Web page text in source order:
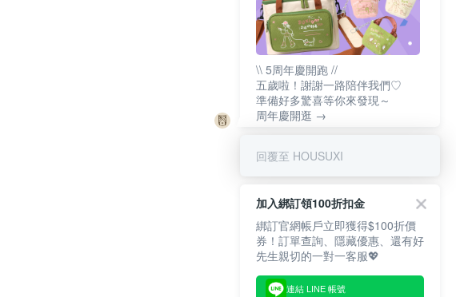
\\ 5周年慶開跑 //
五歲啦！謝謝一路陪伴我們♡
準備好多驚喜等你來發現～
周年慶開逛 →
回覆至 HOUSUXI
加入綁訂領100折扣金
綁訂官網帳戶立即獲得$100折價
券！訂單查詢、隱藏優惠、還有好
先生親切的一對一客服💖
連結 LINE 帳號